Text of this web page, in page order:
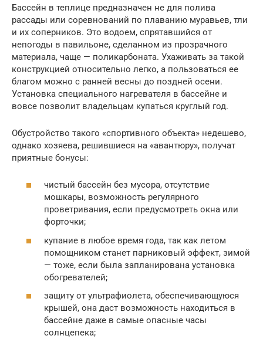
Бассейн в теплице предназначен не для полива
рассады или соревнований по плаванию муравьев, тли
и их соперников. Это водоем, спрятавшийся от
непогоды в павильоне, сделанном из прозрачного
материала, чаще — поликарбоната. Ухаживать за такой
конструкцией относительно легко, а пользоваться ее
благом можно с ранней весны до поздней осени.
Установка специального нагревателя в бассейне и
вовсе позволит владельцам купаться круглый год.
Обустройство такого «спортивного объекта» недешево,
однако хозяева, решившиеся на «авантюру», получат
приятные бонусы:
чистый бассейн без мусора, отсутствие
мошкары, возможность регулярного
проветривания, если предусмотреть окна или
форточки;
купание в любое время года, так как летом
помощником станет парниковый эффект, зимой
— тоже, если была запланирована установка
обогревателей;
защиту от ультрафиолета, обеспечивающуюся
крышей, она даст возможность находиться в
бассейне даже в самые опасные часы
солнцепека;